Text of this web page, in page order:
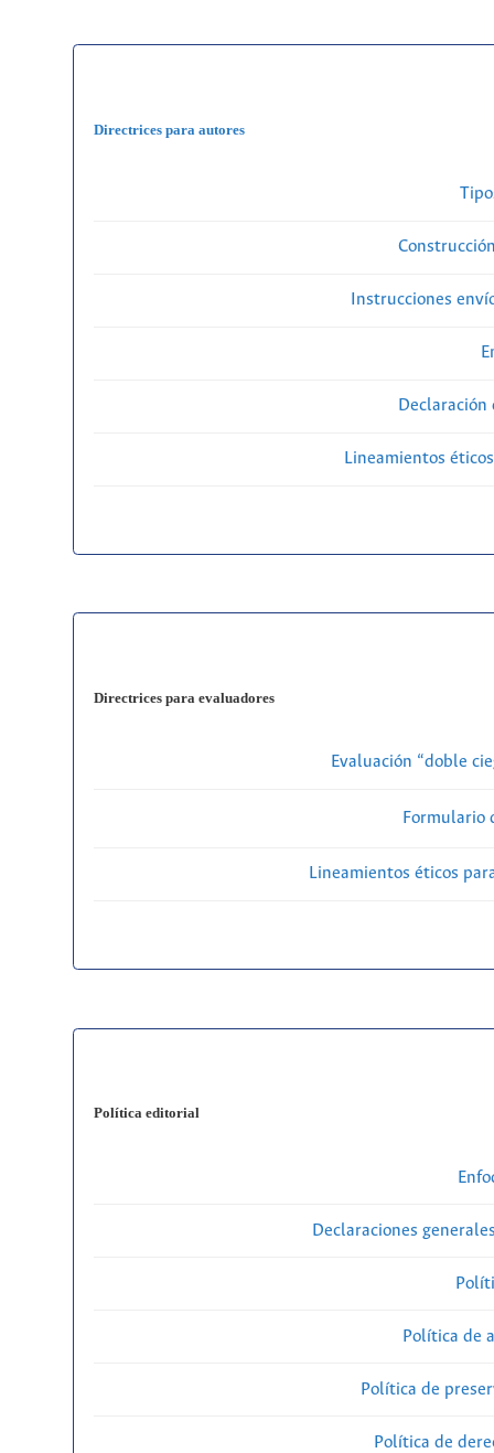
Directrices para autores
Instrucciones
Lineamientos
Directrices para evaluadores
Evaluación “doble
Formulario
Lineamientos éticos
Política editorial
Declaraciones
Política de
Política de
Política de